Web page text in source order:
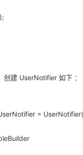
创建 UserNotifier 如下 ：
=